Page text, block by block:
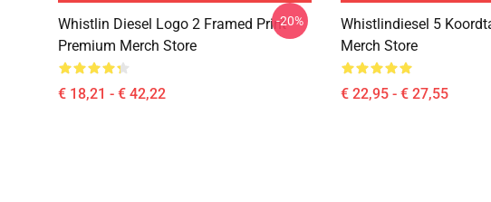
Whistlin Diesel Logo 2 Framed Print
Premium Merch Store
€ 18,21 - € 42,22
-20%
Whistlindiesel 5
Merch Store
€ 22,95 - € 27,55